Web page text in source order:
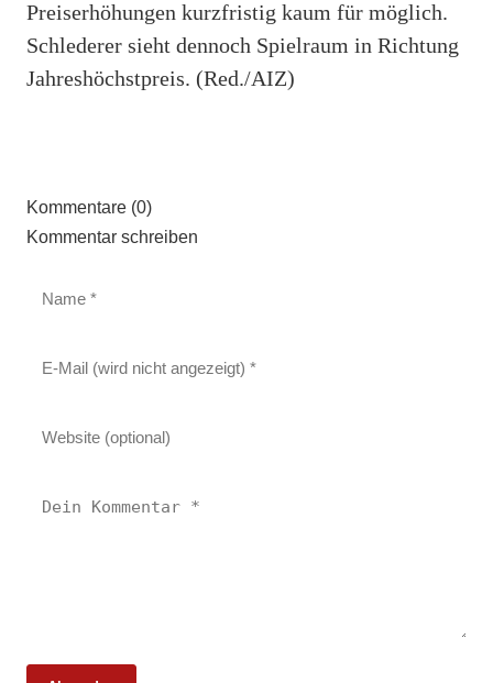
Preiserhöhungen kurzfristig kaum für möglich.
Schlederer sieht dennoch Spielraum in Richtung
Jahreshöchstpreis. (Red./AIZ)
Kommentare (0)
Kommentar schreiben